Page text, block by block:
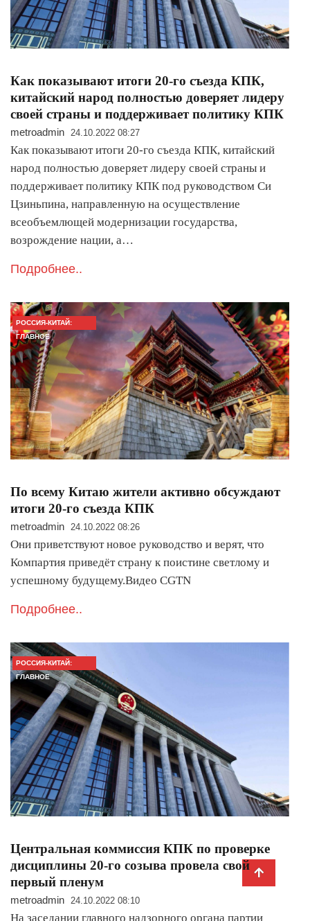
Как показывают итоги 20-го съезда КПК,
китайский народ полностью доверяет лидеру
своей страны и поддерживает политику КПК
metroadmin 24.10.2022 08:27
Как показывают итоги 20-го съезда КПК, китайский
народ полностью доверяет лидеру своей страны и
поддерживает политику КПК под руководством Си
Цзиньпина, направленную на осуществление
всеобъемлющей модернизации государства,
возрождение нации, а…
Подробнее..
РОССИЯ-КИТАЙ:
ГЛАВНОЕ
По всему Китаю жители активно обсуждают
итоги 20-го съезда КПК
metroadmin 24.10.2022 08:26
Они приветствуют новое руководство и верят, что
Компартия приведёт страну к поистине светлому и
успешному будущему.Видео CGTN
Подробнее..
РОССИЯ-КИТАЙ:
ГЛАВНОЕ
Центральная коммиссия КПК по проверке
дисциплины 20-го созыва провела свой
первый пленум
metroadmin 24.10.2022 08:10
На заседании главного надзорного органа партии